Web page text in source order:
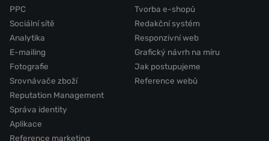
PPC
Sociální sítě
Analytika
E-mailing
Fotografie
Srovnávače zboží
Reputation Management
Správa identity
Aplikace
Reference marketing
Tvorba e-shopů
Redakční systém
Responzivní web
Grafický návrh na míru
Jak postupujeme
Reference webů